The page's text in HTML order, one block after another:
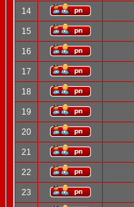
14
15
16
17
18
19
20
21
22
23